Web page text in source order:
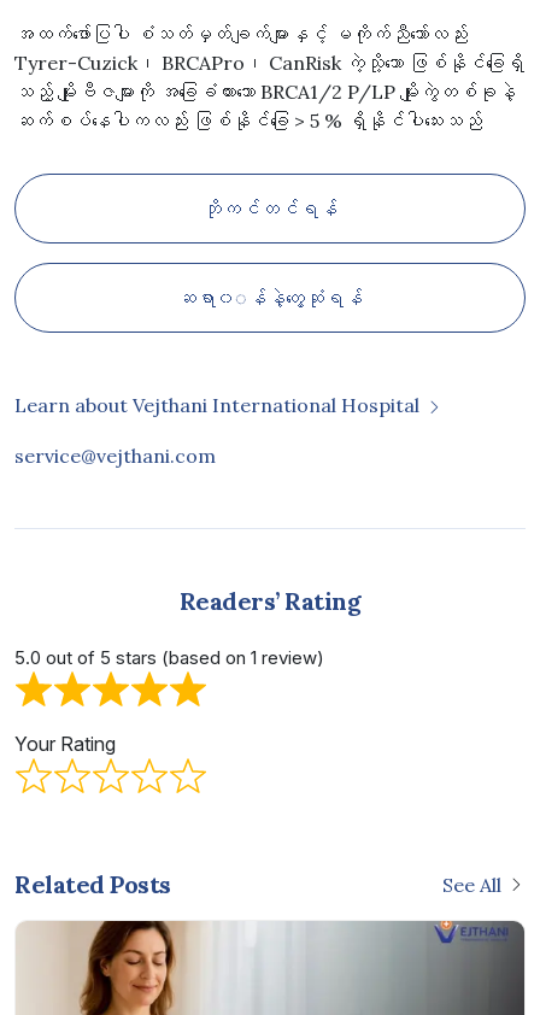
အထက်ဖော်ပြပါ စံသတ်မှတ်ချက်များနှင့် မကိုက်ညီသော်လည်း
Tyrer-Cuzick၊ BRCAPro၊ CanRisk ကဲ့သို့သော ဖြစ်နိုင်ခြေရှိ
သည့် မျိုးဗီဇများကို အခြေခံထားသော BRCA1/2 P/LP မျိုးကွဲတစ်ခုနဲ့
ဆက်စပ်နေပါကလည်း ဖြစ်နိုင်ခြေ > 5 % ရှိနိုင်ပါသေးသည်
ဘိုကင်တင်ရန်
ဆရာ၀◌န်နဲ့တွေ့ဆုံရန်
Learn about Vejthani International Hospital
service@vejthani.com
Readers’ Rating
5.0 out of 5 stars (based on 1 review)
Your Rating
Related Posts See All